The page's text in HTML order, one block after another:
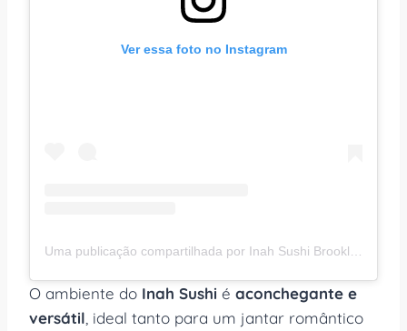
Ver essa foto no Instagram
O ambiente do Inah Sushi é aconchegante e
versátil , ideal tanto para um jantar romântico